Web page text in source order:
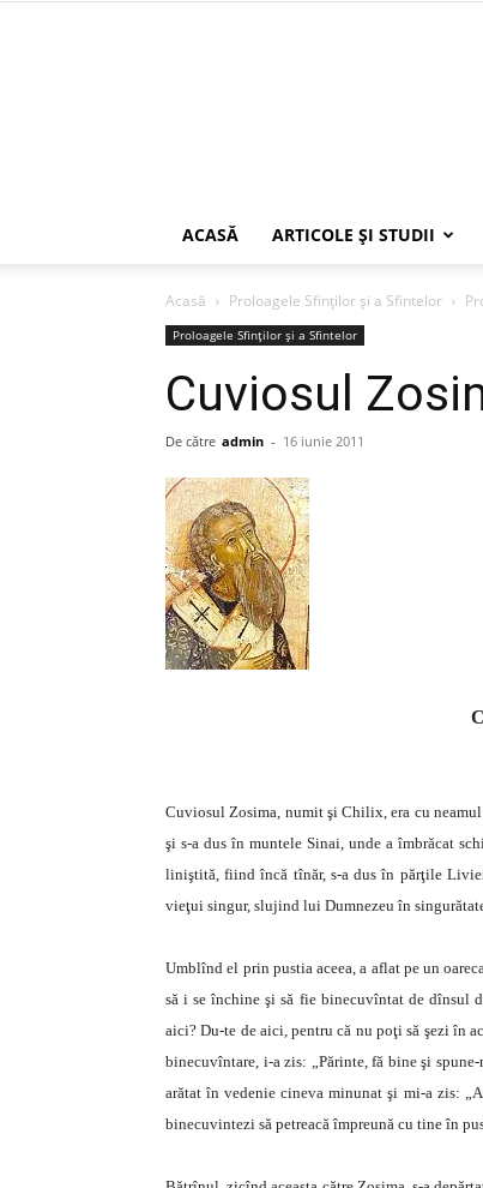
ACASĂ ARTICOLE ŞI STUDII
Acasă Proloagele Sfinților și a Sfintelor
Proloagele Sfinților și a Sfintelor
Cuviosul
De către admin - 16 iunie 2011
Cuviosul Zosima, numit şi Chilix, era cu
şi s-a dus în muntele Sinai, unde a îmbrăcat
liniştită, fiind încă tînăr, s-a dus în părţile
vieţui singur, slujind lui Dumnezeu în
Umblînd el prin pustia aceea, a aflat pe un
să i se închine şi să fie binecuvîntat de dînsul
aici? Du-te de aici, pentru că nu poţi să şezi în
binecuvîntare, i-a zis: „Părinte, fă bine şi
arătat în vedenie cineva minunat şi mi-a zis:
binecuvintezi să petreacă împreună cu tine în